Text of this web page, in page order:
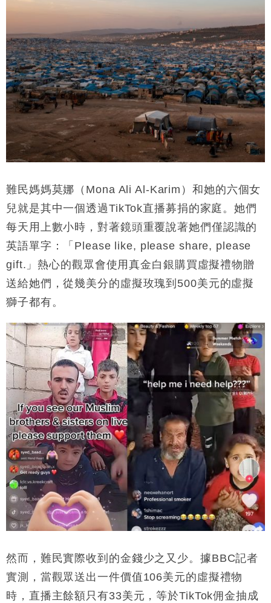
難民媽媽莫娜（Mona Ali Al-Karim）和她的六個女
兒就是其中一個透過TikTok直播募捐的家庭。她們
每天用上數小時，對著鏡頭重覆說著她們僅認識的
英語單字：「 Please like, please share, please
gift. 」熱心的觀眾會使用真金白銀購買虛擬禮物贈
送給她們，從幾美分的虛擬玫瑰到500美元的虛擬
獅子都有。
然而，難民實際收到的金錢少之又少。據BBC記者
實測，當觀眾送出一件價值106美元的虛擬禮物
時，直播主餘額只有33美元，等於TikTok佣金抽成